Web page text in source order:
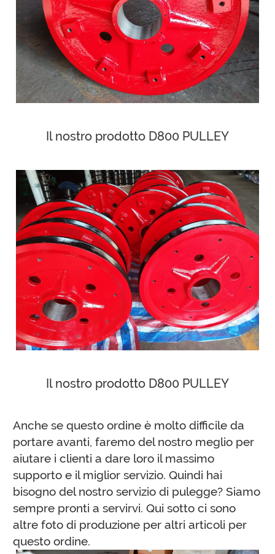
Il nostro prodotto D800 PULLEY
Il nostro prodotto D800 PULLEY
Anche se questo ordine è molto difficile da
portare avanti, faremo del nostro meglio per
aiutare i clienti a dare loro il massimo
supporto e il miglior servizio. Quindi hai
bisogno del nostro servizio di pulegge? Siamo
sempre pronti a servirvi. Qui sotto ci sono
altre foto di produzione per altri articoli per
questo ordine.